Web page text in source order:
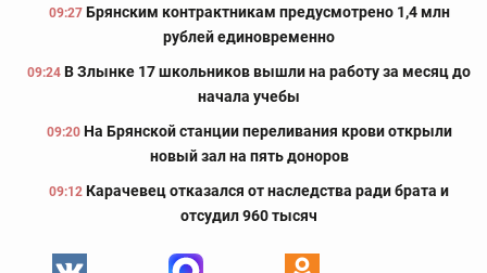
09:27 Брянским контрактникам предусмотрено 1,4 млн
рублей единовременно
09:24 В Злынке 17 школьников вышли на работу за месяц до
начала учебы
09:20 На Брянской станции переливания крови открыли
новый зал на пять доноров
09:12 Карачевец отказался от наследства ради брата и
отсудил 960 тысяч